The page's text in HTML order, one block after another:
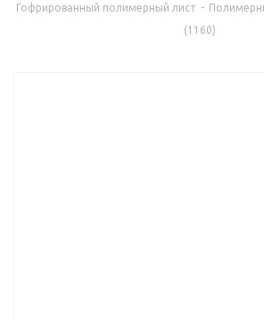
Гофрированный полимерный лист -
(1160)